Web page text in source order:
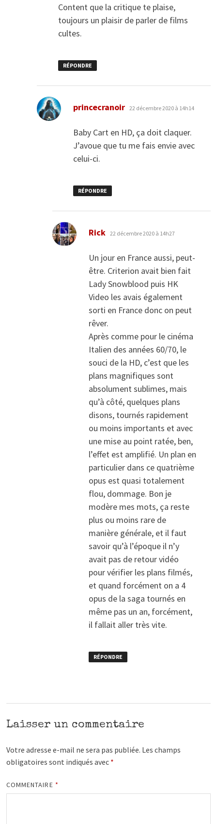
Content que la critique te plaise,
toujours un plaisir de parler de films
cultes.
RÉPONDRE
princecranoir dit :
22 décembre 2020 à 14h14
Baby Cart en HD, ça doit claquer.
J’avoue que tu me fais envie avec
celui-ci.
RÉPONDRE
Rick dit :
22 décembre 2020 à 14h27
Un jour en France aussi, peut-
être. Criterion avait bien fait
Lady Snowblood puis HK
Video les avais également
sorti en France donc on peut
rêver.
Après comme pour le cinéma
Italien des années 60/70, le
souci de la HD, c’est que les
plans magnifiques sont
absolument sublimes, mais
qu’à côté, quelques plans
disons, tournés rapidement
ou moins importants et avec
une mise au point ratée, ben,
l’effet est amplifié. Un plan en
particulier dans ce quatrième
opus est quasi totalement
flou, dommage. Bon je
modère mes mots, ça reste
plus ou moins rare de
manière générale, et il faut
savoir qu’à l’époque il n’y
avait pas de retour vidéo
pour vérifier les plans filmés,
et quand forcément on a 4
opus de la saga tournés en
même pas un an, forcément,
il fallait aller très vite.
RÉPONDRE
Laisser un commentaire
Votre adresse e-mail ne sera pas publiée. Les champs
obligatoires sont indiqués avec *
COMMENTAIRE *